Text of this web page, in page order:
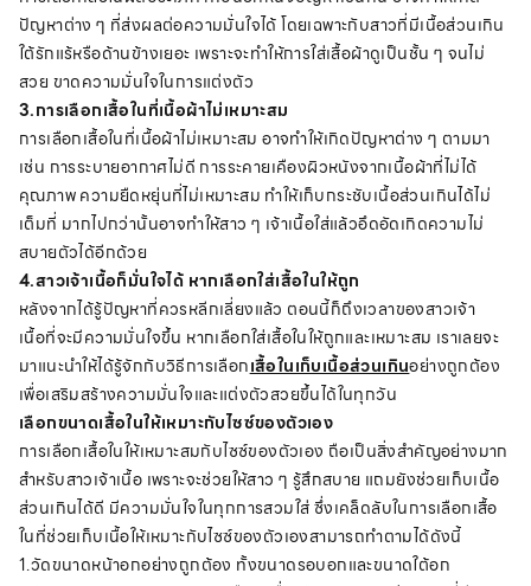
ปัญหาต่าง ๆ ที่ส่งผลต่อความมั่นใจได้ โดยเฉพาะกับสาวที่มีเนื้อส่วนเกิน
ใต้รักแร้หรือด้านข้างเยอะ เพราะจะทำให้การใส่เสื้อผ้าดูเป็นชั้น ๆ จนไม่
สวย ขาดความมั่นใจในการแต่งตัว
3.การเลือกเสื้อในที่เนื้อผ้าไม่เหมาะสม
การเลือกเสื้อในที่เนื้อผ้าไม่เหมาะสม อาจทำให้เกิดปัญหาต่าง ๆ ตามมา
เช่น การระบายอากาศไม่ดี การระคายเคืองผิวหนังจากเนื้อผ้าที่ไม่ได้
คุณภาพ ความยืดหยุ่นที่ไม่เหมาะสม ทำให้เก็บกระชับเนื้อส่วนเกินได้ไม่
เต็มที่ มากไปกว่านั้นอาจทำให้สาว ๆ เจ้าเนื้อใส่แล้วอึดอัดเกิดความไม่
สบายตัวได้อีกด้วย
4.สาวเจ้าเนื้อก็มั่นใจได้ หากเลือกใส่เสื้อในให้ถูก
หลังจากได้รู้ปัญหาที่ควรหลีกเลี่ยงแล้ว ตอนนี้ก็ถึงเวลาของสาวเจ้า
เนื้อที่จะมีความมั่นใจขึ้น หากเลือกใส่เสื้อในให้ถูกและเหมาะสม เราเลยจะ
มาแนะนำให้ได้รู้จักกับวิธีการเลือกเสื้อในเก็บเนื้อส่วนเกินอย่างถูกต้อง
เพื่อเสริมสร้างความมั่นใจและแต่งตัวสวยขึ้นได้ในทุกวัน
เลือกขนาดเสื้อในให้เหมาะกับไซซ์ของตัวเอง
การเลือกเสื้อในให้เหมาะสมกับไซซ์ของตัวเอง ถือเป็นสิ่งสำคัญอย่างมาก
สำหรับสาวเจ้าเนื้อ เพราะจะช่วยให้สาว ๆ รู้สึกสบาย แถมยังช่วยเก็บเนื้อ
ส่วนเกินได้ดี มีความมั่นใจในทุกการสวมใส่ ซึ่งเคล็ดลับในการเลือกเสื้อ
ในที่ช่วยเก็บเนื้อให้เหมาะกับไซซ์ของตัวเองสามารถทำตามได้ดังนี้
1.วัดขนาดหน้าอกอย่างถูกต้อง ทั้งขนาดรอบอกและขนาดใต้อก